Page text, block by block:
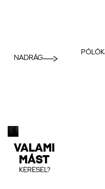
NADRÁG
PÓLÓK
VALAMI
MÁST
KERESEL?